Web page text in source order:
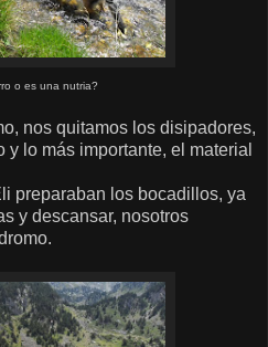
o es una nutria?
nos quitamos los disipadores,
lo más importante, el material
preparaban los bocadillos, ya
y descansar, nosotros